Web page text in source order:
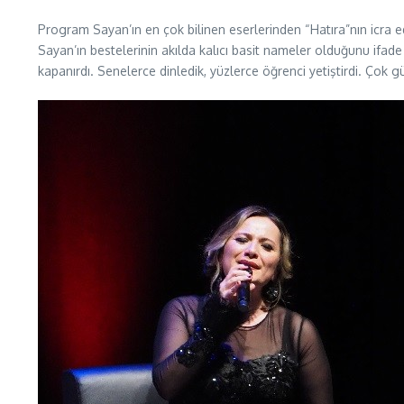
Program Sayan’ın en çok bilinen eserlerinden “Hatıra”nın
Sayan’ın bestelerinin akılda kalıcı basit nameler olduğunu
kapanırdı. Senelerce dinledik, yüzlerce öğrenci yetiştirdi. Çok